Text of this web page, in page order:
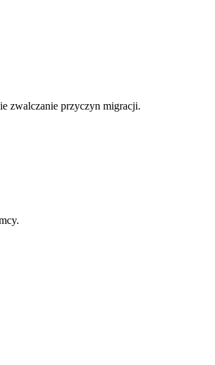
zwalczanie przyczyn migracji.